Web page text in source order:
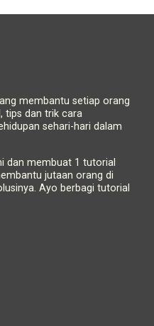
membantu setiap orang
tips dan trik cara
sehari-hari dalam
dan membuat 1 tutorial
jutaan orang di
Ayo berbagi tutorial